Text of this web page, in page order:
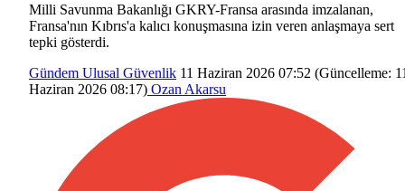
Milli Savunma Bakanlığı GKRY-Fransa arasında imzalanan,
Fransa'nın Kıbrıs'a kalıcı konuşmasına izin veren anlaşmaya sert
tepki gösterdi.
Gündem Ulusal Güvenlik 11 Haziran 2026 07:52 (Güncelleme:
Haziran 2026 08:17) Ozan Akarsu